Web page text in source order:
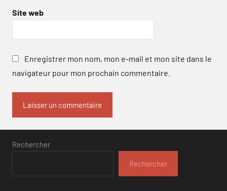
Site web
Enregistrer mon nom, mon e-mail et mon site dans le
navigateur pour mon prochain commentaire.
Rechercher
Rechercher